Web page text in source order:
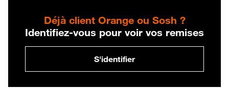
Déjà client Orange ou Sosh ?
Identifiez-vous pour voir vos remises
S'identifier